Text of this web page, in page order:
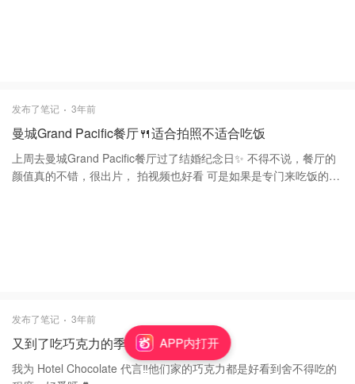
发布了笔记 3年前
曼城Grand Pacific餐厅🍴适合拍照不适合吃饭
上周去曼城Grand Pacific餐厅过了结婚纪念日✨ 不得不说，餐厅的
颜值真的不错，很出片， 拍视频也好看 可是如果是专门来吃饭的就
发布了笔记 3年前
又到了吃巧克力的季节🍫
我为 Hotel Chocolate 代言‼️他们家的巧克力都是好看到舍不得吃的
APP内打开